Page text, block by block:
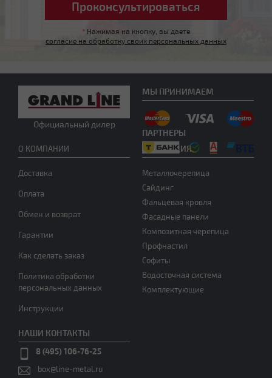
* Нажимая на кнопку, вы даете
согласие на обработку своих персональных данных
Официальный дилер
НАШИ КОНТАКТЫ
8 (495) 106-76-25
box@line-metal.ru
О КОМПАНИИ
Доставка
Оплата
Обмен и возврат
Гарантии
Как сделать заказ
Политика обработки
персональных данных
Инструкции
ПРОДУКЦИЯ
Металлочерепица
Сайдинг
Фальцевая кровля
Фасадные панели
Композитная черепица
Профнастил
Софиты
Водосточная система
Комплектующие
МЫ ПРИНИМАЕМ
ПАРТНЕРЫ
Другой тип крыши